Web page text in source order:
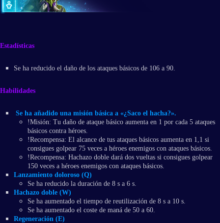
Estadísticas
Se ha reducido el daño de los ataques básicos de 106 a 90.
Habilidades
Se ha añadido una misión básica a «¿Saco el hacha?».
!Misión: Tu daño de ataque básico aumenta en 1 por cada 5 ataques
básicos contra héroes.
!Recompensa: El alcance de tus ataques básicos aumenta en 1,1 si
consigues golpear 75 veces a héroes enemigos con ataques básicos.
!Recompensa: Hachazo doble dará dos vueltas si consigues golpear
150 veces a héroes enemigos con ataques básicos.
Lanzamiento doloroso (Q)
Se ha reducido la duración de 8 s a 6 s.
Hachazo doble (W)
Se ha aumentado el tiempo de reutilización de 8 s a 10 s.
Se ha aumentado el coste de maná de 50 a 60.
Regeneración (E)